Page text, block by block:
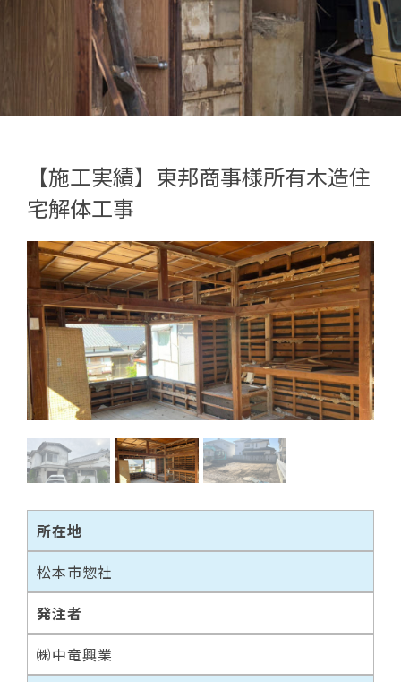
【施工実績】東邦商事様所有木造住
宅解体工事
所在地
松本市惣社
発注者
㈱中竜興業